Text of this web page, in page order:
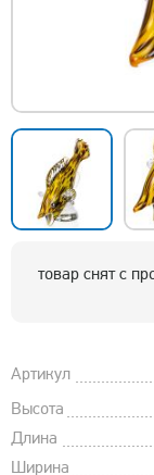
товар снят с
Артикул
Высота
Длина
Ширина